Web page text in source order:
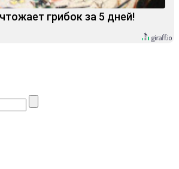
грибок за 5 дней!